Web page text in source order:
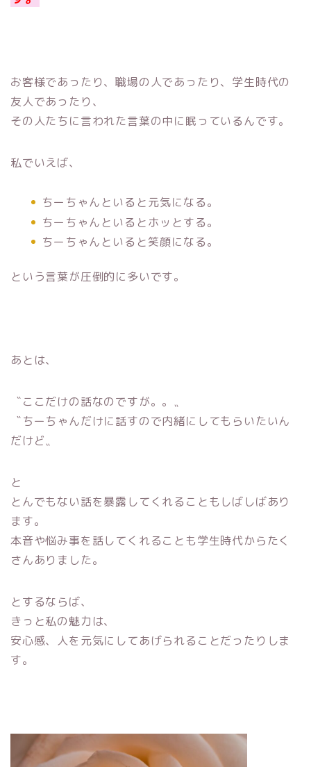
お客様であったり、職場の人であったり、学生時代の
友人であったり、
その人たちに言われた言葉の中に眠っているんです。
私でいえば、
ちーちゃんといると元気になる。
ちーちゃんといるとホッとする。
ちーちゃんといると笑顔になる。
という言葉が圧倒的に多いです。
あとは、
〝ここだけの話なのですが。。〟
〝ちーちゃんだけに話すので内緒にしてもらいたいん
だけど〟
と
とんでもない話を暴露してくれることもしばしばあり
ます。
本音や悩み事を話してくれることも学生時代からたく
さんありました。
とするならば、
きっと私の魅力は、
安心感、人を元気にしてあげられることだったりしま
す。